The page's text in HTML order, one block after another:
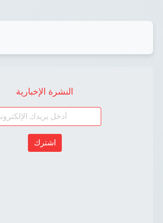
النشرة الإخبارية
اشترك